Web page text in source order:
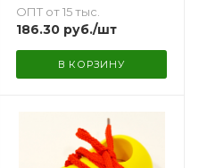
ОПТ от 15 тыс.
186.30руб./шт
В КОРЗИНУ